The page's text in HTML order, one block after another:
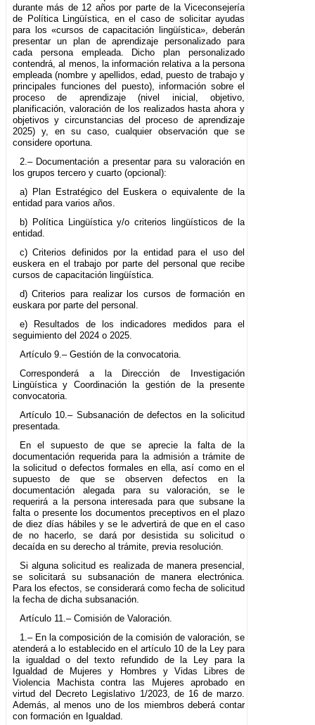
durante más de 12 años por parte de la Viceconsejería
de Política Lingüística, en el caso de solicitar ayudas
para los «cursos de capacitación lingüística», deberán
presentar un plan de aprendizaje personalizado para
cada persona empleada. Dicho plan personalizado
contendrá, al menos, la información relativa a la persona
empleada (nombre y apellidos, edad, puesto de trabajo y
principales funciones del puesto), información sobre el
proceso de aprendizaje (nivel inicial, objetivo,
planificación, valoración de los realizados hasta ahora y
objetivos y circunstancias del proceso de aprendizaje
2025) y, en su caso, cualquier observación que se
considere oportuna.
2.– Documentación a presentar para su valoración en
los grupos tercero y cuarto (opcional):
a) Plan Estratégico del Euskera o equivalente de la
entidad para varios años.
b) Política Lingüística y/o criterios lingüísticos de la
entidad.
c) Criterios definidos por la entidad para el uso del
euskera en el trabajo por parte del personal que recibe
cursos de capacitación lingüística.
d) Criterios para realizar los cursos de formación en
euskara por parte del personal.
e) Resultados de los indicadores medidos para el
seguimiento del 2024 o 2025.
Artículo 9.– Gestión de la convocatoria.
Corresponderá a la Dirección de Investigación
Lingüística y Coordinación la gestión de la presente
convocatoria.
Artículo 10.– Subsanación de defectos en la solicitud
presentada.
En el supuesto de que se aprecie la falta de la
documentación requerida para la admisión a trámite de
la solicitud o defectos formales en ella, así como en el
supuesto de que se observen defectos en la
documentación alegada para su valoración, se le
requerirá a la persona interesada para que subsane la
falta o presente los documentos preceptivos en el plazo
de diez días hábiles y se le advertirá de que en el caso
de no hacerlo, se dará por desistida su solicitud o
decaída en su derecho al trámite, previa resolución.
Si alguna solicitud es realizada de manera presencial,
se solicitará su subsanación de manera electrónica.
Para los efectos, se considerará como fecha de solicitud
la fecha de dicha subsanación.
Artículo 11.– Comisión de Valoración.
1.– En la composición de la comisión de valoración, se
atenderá a lo establecido en el artículo 10 de la Ley para
la igualdad o del texto refundido de la Ley para la
Igualdad de Mujeres y Hombres y Vidas Libres de
Violencia Machista contra las Mujeres aprobado en
virtud del Decreto Legislativo 1/2023, de 16 de marzo.
Además, al menos uno de los miembros deberá contar
con formación en Igualdad.